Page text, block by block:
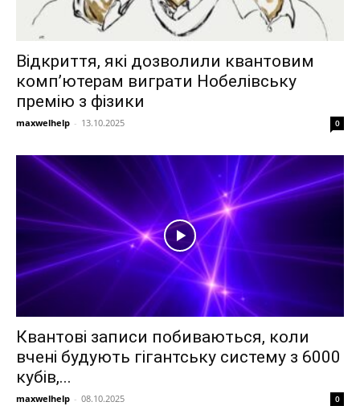
Відкриття, які дозволили квантовим
комп’ютерам виграти Нобелівську
премію з фізики
maxwelhelp - 13.10.2025 0
Квантові записи побиваються, коли
вчені будують гігантську систему з 6000
кубів,...
maxwelhelp - 08.10.2025 0